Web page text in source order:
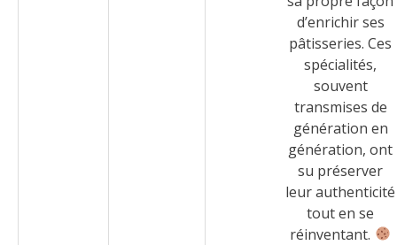
d’enrichir ses
pâtisseries. Ces
spécialités,
souvent
transmises de
génération en
génération, ont
su préserver
leur authenticité
tout en se
réinventant.